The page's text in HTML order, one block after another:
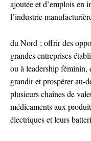
ajoutée et d’emplois en
l’industrie
du Nord ; offrir des
grandes entreprises
ou à leadership féminin,
grandir et prospérer au-
plusieurs chaînes de
médicaments aux
électriques et leurs